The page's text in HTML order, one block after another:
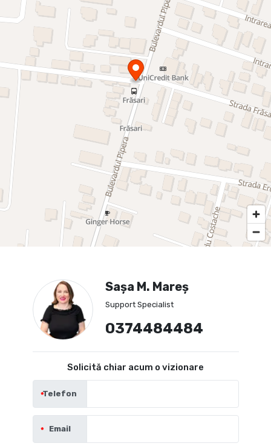
texturată CAPAROL in culoarea alb.
Pereții despărțitori dintre apartamente și spatiile comune sunt
realizați din zidărie termoizolantă cu o grosime de 25 cm, iar
pereții neconstructivi pentru compartimentări interioare au o
grosime de 12.5 cm. Atât tencuiala cât si vopseaua CAPAROL
sunt lavabile.
Închiderile firidelor pentru instalații sunt realizate cu un sistem
de gips-carton si izolație din vată minerală de 10/15 cm,
pentru obținerea confortului acustic.
Sașa M. Mareș
Support Specialist
0374484484
Solicită chiar acum o vizionare
Telefon
Email